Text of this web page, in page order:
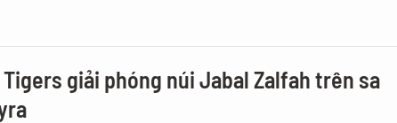
giải phóng núi Jabal Zalfah trên sa